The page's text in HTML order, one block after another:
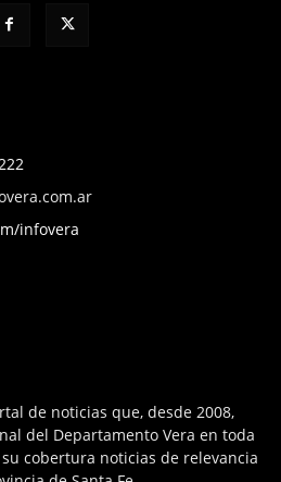
infovera
de noticias que, desde 2008,
del Departamento Vera en toda
cobertura noticias de relevancia